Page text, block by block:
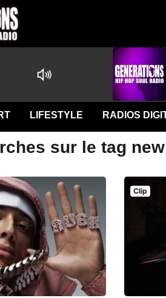
LIFESTYLE RADIOS
sur le tag
Clip